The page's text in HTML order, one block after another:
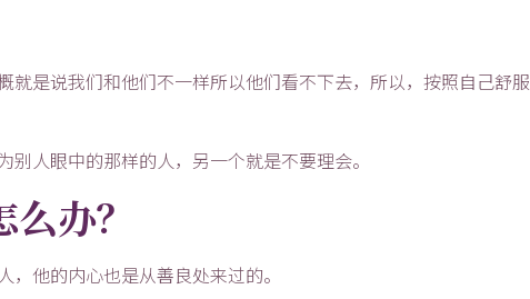
是说我们和他们不一样所以他们看不下去，所以，按照自己舒服
人眼中的那样的人，另一个就是不要理会。
办？
他的内心也是从善良处来过的。